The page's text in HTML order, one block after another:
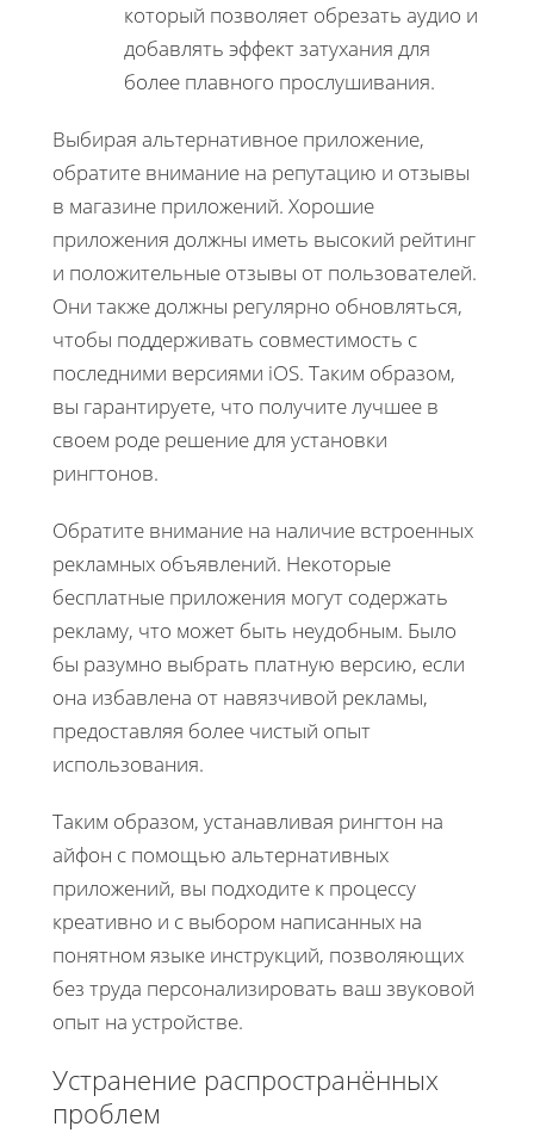
который позволяет обрезать аудио и
добавлять эффект затухания для
более плавного прослушивания.
Выбирая альтернативное приложение,
обратите внимание на репутацию и отзывы
в магазине приложений. Хорошие
приложения должны иметь высокий рейтинг
и положительные отзывы от пользователей.
Они также должны регулярно обновляться,
чтобы поддерживать совместимость с
последними версиями iOS. Таким образом,
вы гарантируете, что получите лучшее в
своем роде решение для установки
рингтонов.
Обратите внимание на наличие встроенных
рекламных объявлений. Некоторые
бесплатные приложения могут содержать
рекламу, что может быть неудобным. Было
бы разумно выбрать платную версию, если
она избавлена от навязчивой рекламы,
предоставляя более чистый опыт
использования.
Таким образом, устанавливая рингтон на
айфон с помощью альтернативных
приложений, вы подходите к процессу
креативно и с выбором написанных на
понятном языке инструкций, позволяющих
без труда персонализировать ваш звуковой
опыт на устройстве.
Устранение распространённых
проблем